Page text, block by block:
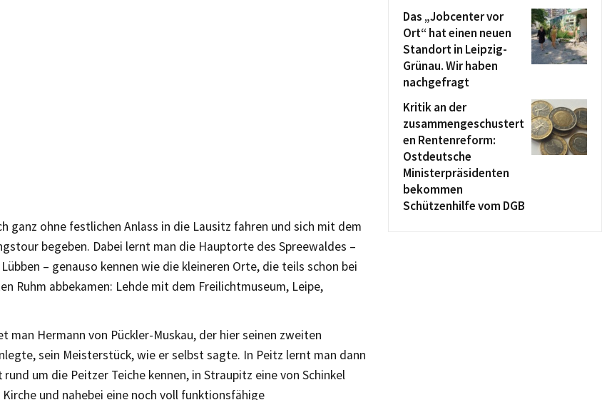
ganz ohne festlichen Anlass in die Lausitz fahren und sich mit dem
begeben. Dabei lernt man die Hauptorte des Spreewaldes –
– genauso kennen wie die kleineren Orte, die teils schon bei
Ruhm abbekamen: Lehde mit dem Freilichtmuseum, Leipe,
man Hermann von Pückler-Muskau, der hier seinen zweiten
sein Meisterstück, wie er selbst sagte. In Peitz lernt man dann
rund um die Peitzer Teiche kennen, in Straupitz eine von Schinkel
und nahebei eine noch voll funktionsfähige
Das „Jobcenter vor
Ort“ hat einen neuen
Standort in Leipzig-
Grünau. Wir haben
nachgefragt
Kritik an der
zusammengeschustert
en Rentenreform:
Ostdeutsche
Ministerpräsidenten
bekommen
Schützenhilfe vom DGB